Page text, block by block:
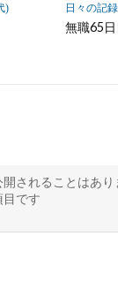
) 日々の記
無職65日
されることはあり
目です